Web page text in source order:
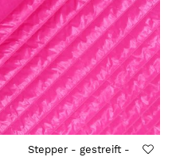
Stepper - gestreift -